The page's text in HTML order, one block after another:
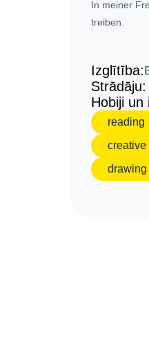
In meiner
treiben.
Izglītība:
Strādāju:
Hobiji un
reading
creative
drawing